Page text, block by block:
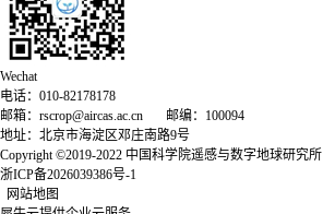
Wechat
电话：010-82178178
邮箱：rscrop@aircas.ac.cn 邮编：100094
地址：北京市海淀区邓庄南路9号
Copyright ©2019-2022 中国科学院遥感与数字地球研究所
浙ICP备2026039386号-1
网站地图